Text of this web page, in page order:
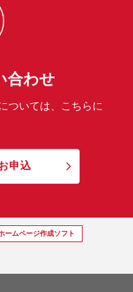
合わせ
ついては、こちらに
申込
ームページ作成ソフト